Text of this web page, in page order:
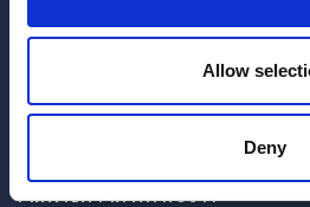
Allow
Deny
PRAVILA PRIVATNOSTI